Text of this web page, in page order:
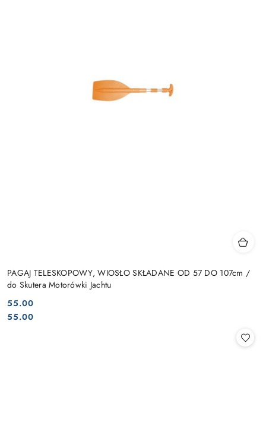
PAGAJ TELESKOPOWY, WIOSŁO SKŁADANE OD 57 DO 107cm /
do Skutera Motorówki Jachtu
Cena:
55.00
Cena:
55.00